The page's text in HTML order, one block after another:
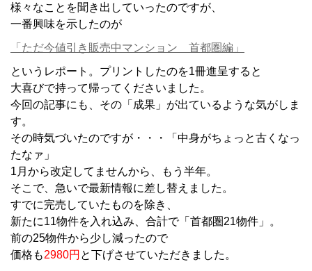
様々なことを聞き出していったのですが、
一番興味を示したのが
「ただ今値引き販売中マンション 首都圏編」
というレポート。プリントしたのを1冊進呈すると
大喜びで持って帰ってくださいました。
今回の記事にも、その「成果」が出ているような気がしま
す。
その時気づいたのですが・・・「中身がちょっと古くなっ
たなァ」
1月から改定してませんから、もう半年。
そこで、急いで最新情報に差し替えました。
すでに完売していたものを除き、
新たに11物件を入れ込み、合計で「首都圏21物件」。
前の25物件から少し減ったので
価格も2980円 と下げさせていただきました。